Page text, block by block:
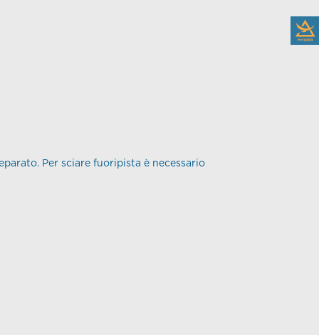
Per sciare fuoripista è necessario